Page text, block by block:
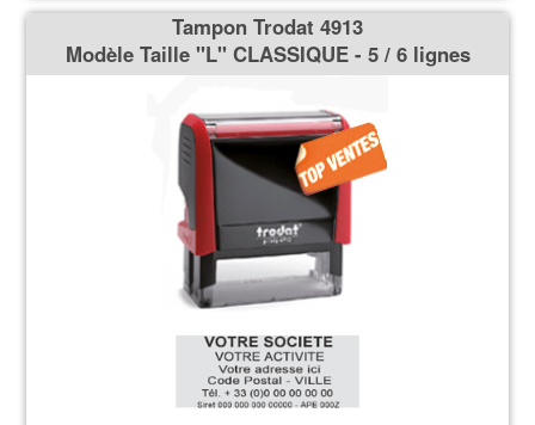
Tampon Trodat 4913
Modèle Taille ''L'' CLASSIQUE - 5 / 6 lignes